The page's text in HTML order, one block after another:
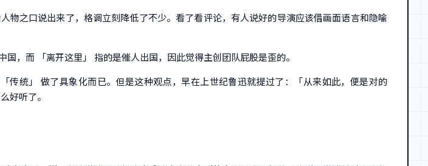
之口说出来了，格调立刻降低了不少。看了看评论，有人说好的导演应该借画面语言和隐喻
，而 「离开这里」 指的是催人出国，因此觉得主创团队屁股是歪的。
统」 做了具象化而已。但是这种观点，早在上世纪鲁迅就提过了：「从来如此，便是对的
好听了。